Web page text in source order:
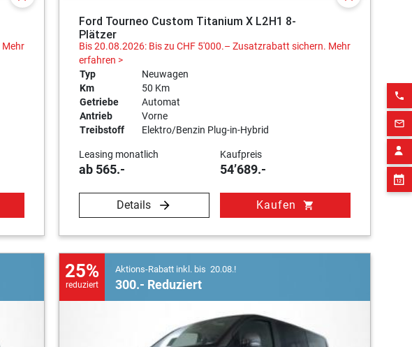
phone
mail_outline
Mehr
Ford Tourneo Custom Titanium X L2H1 8-
Plätzer
Bis 20.08.2026: Bis zu CHF 5'000.– Zusatzrabatt sichern. Mehr
erfahren >
Typ
Neuwagen
Km
50 Km
Getriebe
Automat
Antrieb
Vorne
Treibstoff
Elektro/Benzin Plug-in-Hybrid
Leasing monatlich
ab 565.-
Kaufpreis
54’689.-
Details Kaufen shopping_cart
25%
reduziert
Aktions-Rabatt inkl. bis 20.08.!
300.- Reduziert